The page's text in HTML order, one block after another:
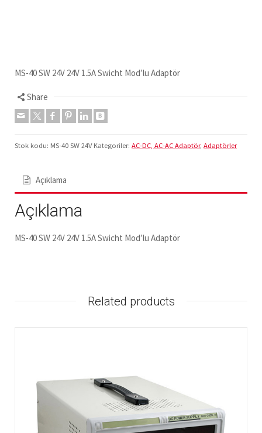
MS-40 SW 24V 24V 1.5A Swicht Mod’lu Adaptör
Share
Stok kodu: MS-40 SW 24V Kategoriler: AC-DC, AC-AC Adaptör, Adaptörler
Açıklama
Açıklama
MS-40 SW 24V 24V 1.5A Swicht Mod’lu Adaptör
Related products